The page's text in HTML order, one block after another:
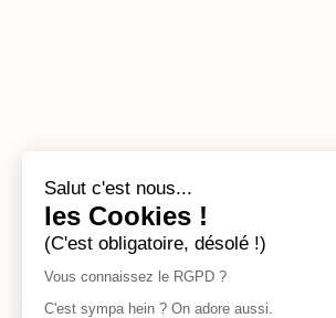
Salut c'est nous...
les Cookies !
(C'est obligatoire, désolé !)
Vous connaissez le RGPD ?
C'est sympa hein ? On adore aussi.